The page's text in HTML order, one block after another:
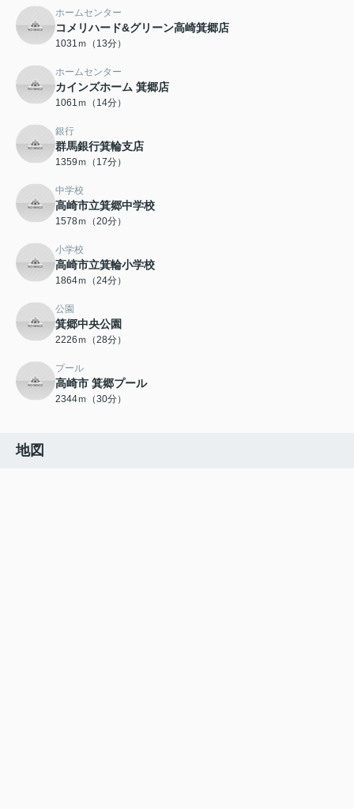
ホームセンター
コメリハード&グリーン高崎箕郷店
1031ｍ（13分）
ホームセンター
カインズホーム 箕郷店
1061ｍ（14分）
銀行
群馬銀行箕輪支店
1359ｍ（17分）
中学校
高崎市立箕郷中学校
1578ｍ（20分）
小学校
高崎市立箕輪小学校
1864ｍ（24分）
公園
箕郷中央公園
2226ｍ（28分）
プール
高崎市 箕郷プール
2344ｍ（30分）
地図